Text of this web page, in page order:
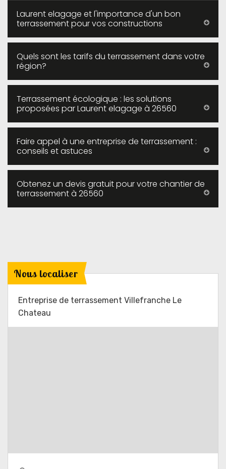
Laurent elagage et l'importance d'un bon
terrassement pour vos constructions
Quels sont les tarifs du terrassement dans votre
région?
Terrassement écologique : les solutions
proposées par Laurent elagage à 26560
Faire appel à une entreprise de terrassement :
conseils et astuces
Obtenez un devis gratuit pour votre chantier de
terrassement à 26560
Nous localiser
Entreprise de terrassement Villefranche Le
Chateau